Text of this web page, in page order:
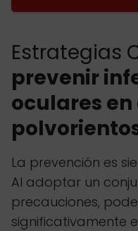
Estrategias
prevenir
oculares
La prevención es
Al adoptar un
precauciones,
significativamente